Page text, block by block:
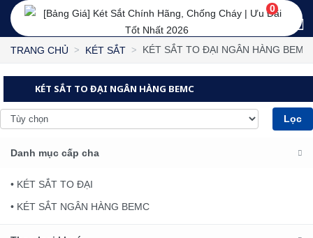
0
TRANG CHỦ KÉT SẮT KÉT SẮT TO ĐẠI NGÂN HÀNG BEMC
KÉT SẮT TO ĐẠI NGÂN HÀNG BEMC
Lọc
Danh mục cấp cha
• KÉT SẮT TO ĐẠI
• KÉT SẮT NGÂN HÀNG BEMC